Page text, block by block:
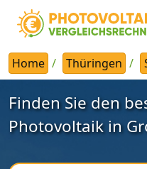
Home Thüringen
Finden Sie den
Photovoltaik in